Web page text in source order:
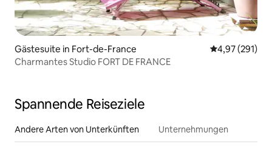
Gästesuite in Fort-de-France
4,97 (291)
Charmantes Studio FORT DE FRANCE
Spannende Reiseziele
Andere Arten von Unterkünften Unternehmungen